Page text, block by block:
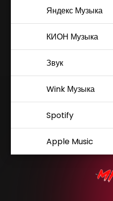
Яндекс Музыка
КИОН Музыка
Звук
Wink Музыка
Spotify
Apple Music